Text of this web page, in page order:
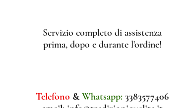
Servizio completo di assistenza
prima, dopo e durante l'ordine!
Telefono & Whatsapp: 3383577406